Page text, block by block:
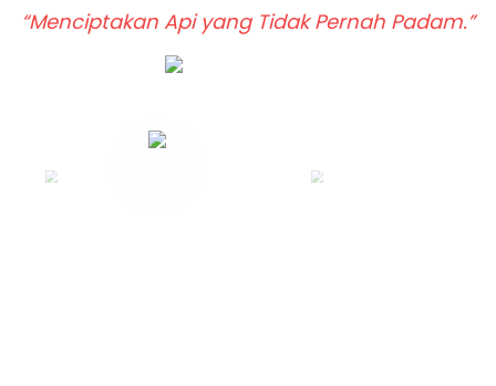
“Menciptakan Api yang Tidak Pernah Padam.”